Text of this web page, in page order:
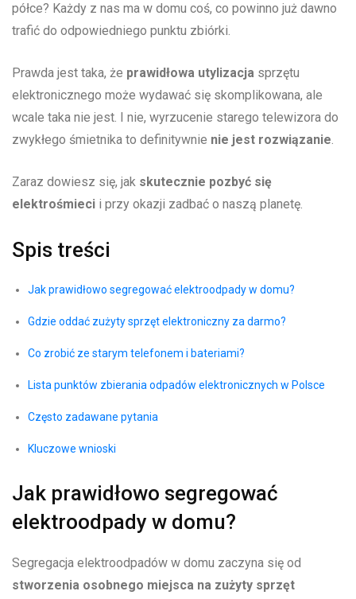
półce? Każdy z nas ‍ma w domu coś, co powinno już dawno
trafić do odpowiedniego punktu‌ zbiórki.
Prawda jest taka, że prawidłowa utylizacja sprzętu
elektronicznego może wydawać się skomplikowana, ale
wcale taka nie jest. I nie, wyrzucenie starego telewizora do⁢
zwykłego śmietnika to ​definitywnie nie jest​ rozwiązanie.
Zaraz dowiesz⁤ się, jak skutecznie ⁣pozbyć się
elektrośmieci i przy okazji zadbać o naszą​ planetę.
Spis⁣ treści
Jak prawidłowo segregować elektroodpady w domu?
Gdzie oddać ⁢zużyty sprzęt elektroniczny za darmo?
Co zrobić ze starym telefonem i bateriami?
Lista punktów zbierania odpadów ‍elektronicznych w Polsce
Często zadawane pytania
Kluczowe wnioski
Jak prawidłowo‍ segregować‍
elektroodpady w domu?
Segregacja elektroodpadów w domu zaczyna się od
stworzenia osobnego miejsca na zużyty sprzęt​